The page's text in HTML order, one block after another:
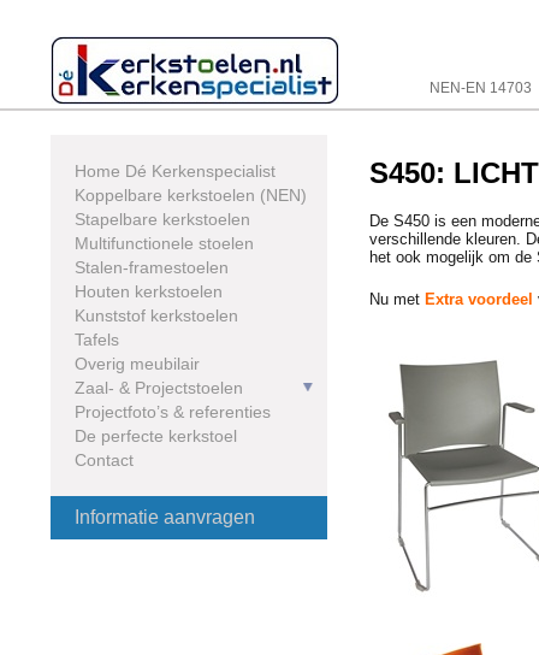
content
NEN-EN 14703
Home Dé Kerkenspecialist
Koppelbare kerkstoelen (NEN)
Stapelbare kerkstoelen
Multifunctionele stoelen
Stalen-framestoelen
Houten kerkstoelen
Kunststof kerkstoelen
Tafels
Overig meubilair
Zaal- & Projectstoelen
Projectfoto’s & referenties
De perfecte kerkstoel
Contact
Informatie aanvragen
S450:
De S450 is een
verschillende kleuren.
het ook mogelijk om
Nu met Extra voordeel